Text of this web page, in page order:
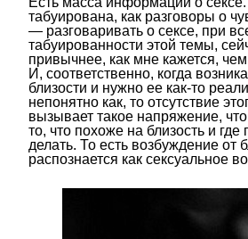
табуирована, как разговоры о
— разговаривать о сексе, при
табуированности этой темы,
привычнее, как мне кажется, чем
И, соответственно, когда
близости и нужно ее как-то
непонятно как, то отсутствие
вызывает такое напряжение,
то, что похоже на близость и где
делать. То есть возбуждение от
распознается как сексуальное